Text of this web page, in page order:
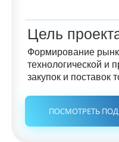
Цель
Формирование
технологической и
закупок и поставок
ПОСМОТРЕТЬ